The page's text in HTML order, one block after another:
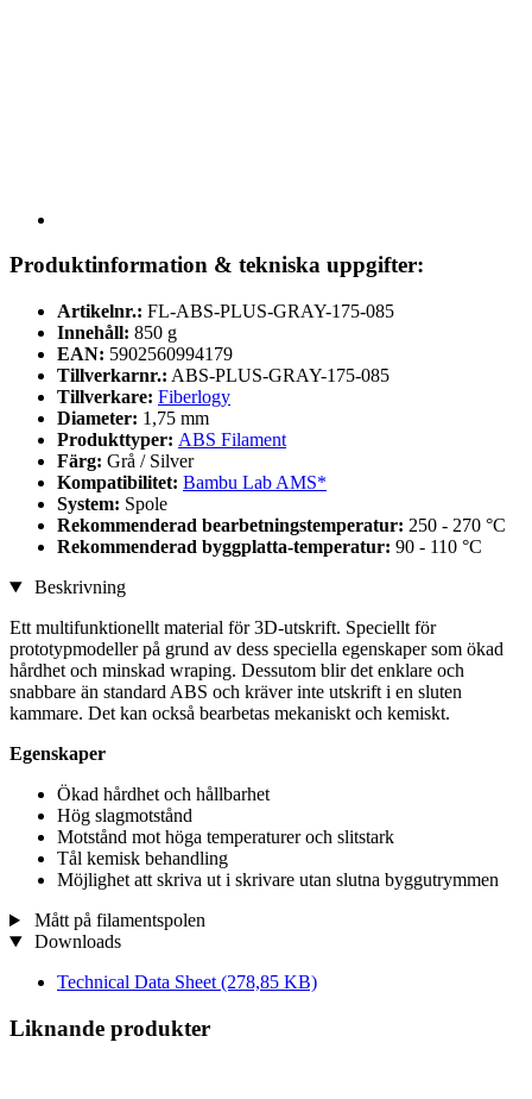
Produktinformation & tekniska uppgifter:
Artikelnr.: FL-ABS-PLUS-GRAY-175-085
Innehåll: 850 g
EAN: 5902560994179
Tillverkarnr.: ABS-PLUS-GRAY-175-085
Tillverkare: Fiberlogy
Diameter: 1,75 mm
Produkttyper: ABS Filament
Färg: Grå / Silver
Kompatibilitet: Bambu Lab AMS*
System: Spole
Rekommenderad bearbetningstemperatur: 250 - 270 °C
Rekommenderad byggplatta-temperatur: 90 - 110 °C
Beskrivning
Ett multifunktionellt material för 3D-utskrift. Speciellt för
prototypmodeller på grund av dess speciella egenskaper som ökad
hårdhet och minskad wraping. Dessutom blir det enklare och
snabbare än standard ABS och kräver inte utskrift i en sluten
kammare. Det kan också bearbetas mekaniskt och kemiskt.
Egenskaper
Ökad hårdhet och hållbarhet
Hög slagmotstånd
Motstånd mot höga temperaturer och slitstark
Tål kemisk behandling
Möjlighet att skriva ut i skrivare utan slutna byggutrymmen
Mått på filamentspolen
Downloads
Technical Data Sheet (278,85 KB)
Liknande produkter